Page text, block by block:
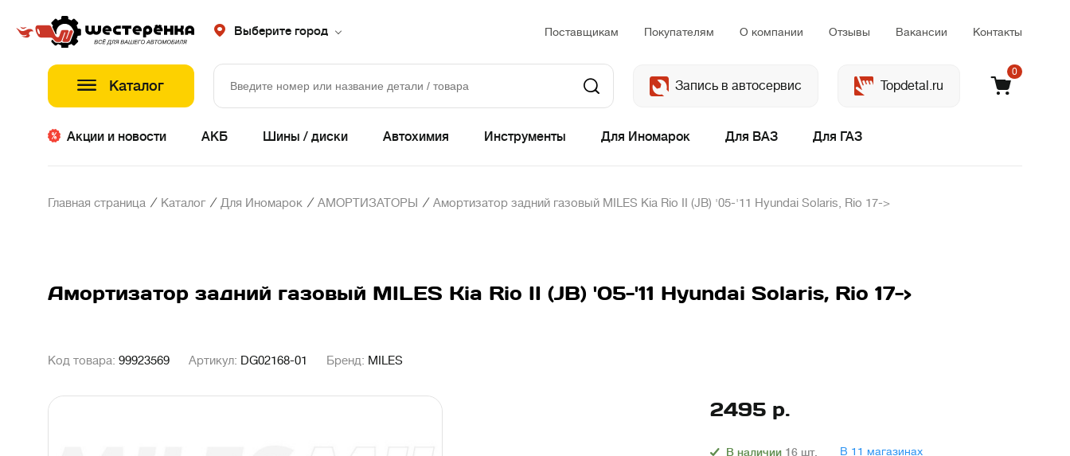
Выберите город Поставщикам Покупателям О компании Отзывы Вакансии Контакты
Каталог Запись в автосервис Topdetal.ru
0
Акции и новости АКБ Шины / диски Автохимия Инструменты Для Иномарок Для ВАЗ Для ГАЗ
Главная страница / Каталог / Для Иномарок / АМОРТИЗАТОРЫ / Амортизатор задний газовый MILES Kia Rio II (JB) '05-'11 Hyundai Solaris, Rio 17->
Амортизатор задний газовый MILES Kia Rio II (JB) '05-'11 Hyundai Solaris, Rio 17->
Код товара: 99923569 Артикул: DG02168-01 Бренд: MILES
2495 р.
В наличии 16 шт. В 11 магазинах